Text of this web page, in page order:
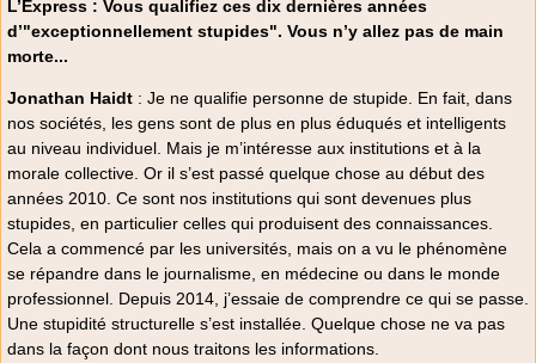
L’Express : Vous qualifiez ces dix dernières années
d’"exceptionnellement stupides". Vous n’y allez pas de main
morte...
Jonathan Haidt : Je ne qualifie personne de stupide. En fait, dans
nos sociétés, les gens sont de plus en plus éduqués et intelligents
au niveau individuel. Mais je m’intéresse aux institutions et à la
morale collective. Or il s’est passé quelque chose au début des
années 2010. Ce sont nos institutions qui sont devenues plus
stupides, en particulier celles qui produisent des connaissances.
Cela a commencé par les universités, mais on a vu le phénomène
se répandre dans le journalisme, en médecine ou dans le monde
professionnel. Depuis 2014, j’essaie de comprendre ce qui se passe.
Une stupidité structurelle s’est installée. Quelque chose ne va pas
dans la façon dont nous traitons les informations.